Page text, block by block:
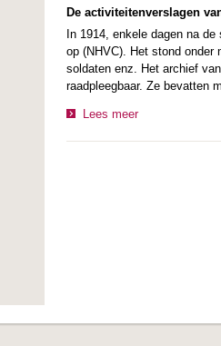
De activiteitenverslagen
In 1914, enkele dagen na
op (NHVC). Het stond onder
soldaten enz. Het archief
raadpleegbaar. Ze bevatten
Lees meer